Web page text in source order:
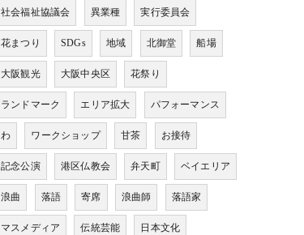
社会福祉協議会 異業種 実行委員会
花まつり SDGs 地域 北御堂 船場
大阪観光 大阪中央区 花祭り
ランドマーク エリア拡大 パフォーマンス
わ ワークショップ 甘茶 お接待
記念公演 港区仏教会 弁天町 ベイエリア
浪曲 落語 寄席 浪曲師 落語家
マスメディア 伝統芸能 日本文化